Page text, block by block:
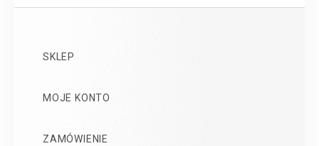
SKLEP
MOJE KONTO
ZAMÓWIENIE